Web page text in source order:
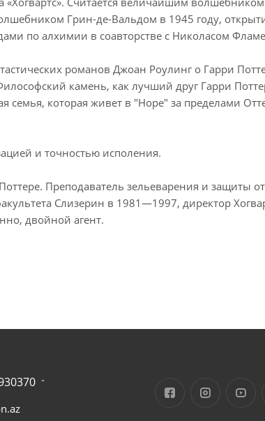
Грин-де-Вальдом в 1945 году,
по алхимии в соавторстве с Николасом
романов Джоан Роулинг о Гарри
камень, как лучший друг Гарри
которая живет в "Норе" за пределами
и точностью исполения.
Преподаватель зельеварения и защиты
Слизерин в 1981—1997, директор
двойной агент.